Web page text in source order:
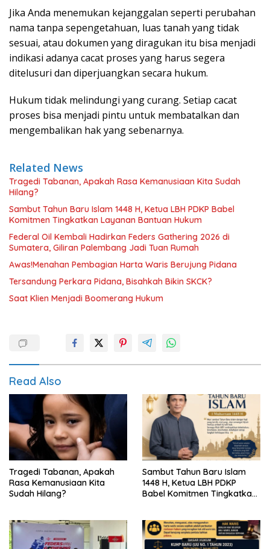
Jika Anda menemukan kejanggalan seperti perubahan
nama tanpa sepengetahuan, luas tanah yang tidak
sesuai, atau dokumen yang diragukan itu bisa menjadi
indikasi adanya cacat proses yang harus segera
ditelusuri dan diperjuangkan secara hukum.
Hukum tidak melindungi yang curang. Setiap cacat
proses bisa menjadi pintu untuk membatalkan dan
mengembalikan hak yang sebenarnya.
Related News
Tragedi Tabanan, Apakah Rasa Kemanusiaan Kita Sudah
Hilang?
Sambut Tahun Baru Islam 1448 H, Ketua LBH PDKP Babel
Komitmen Tingkatkan Layanan Bantuan Hukum
Federal Oil Kembali Hadirkan Feders Gathering 2026 di
Sumatera, Giliran Palembang Jadi Tuan Rumah
Awas!Menahan Pembagian Harta Waris Berujung Pidana
Tersandung Perkara Pidana, Bisahkah Bikin SKCK?
Saat Klien Menjadi Boomerang Hukum
Read Also
Tragedi Tabanan, Apakah
Rasa Kemanusiaan Kita
Sudah Hilang?
Sambut Tahun Baru Islam
1448 H, Ketua LBH PDKP
Babel Komitmen Tingkatkan